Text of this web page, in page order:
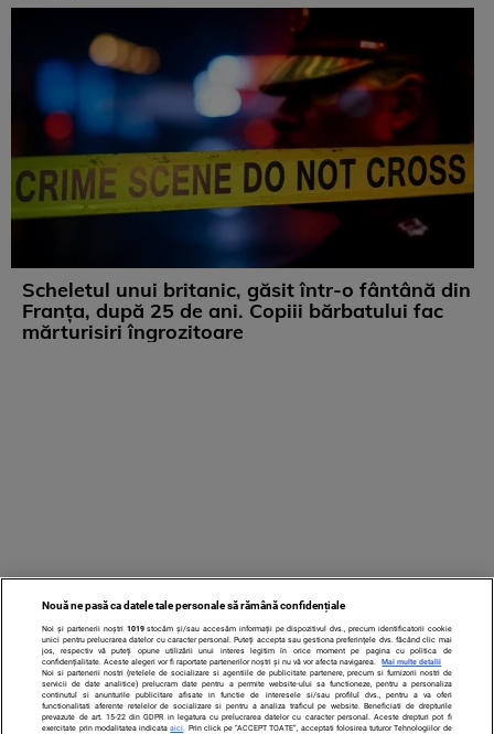
Scheletul unui britanic, găsit într-o fântână din
Franța, după 25 de ani. Copiii bărbatului fac
mărturisiri îngrozitoare
Nouă ne pasă ca datele tale personale să rămână confidențiale
Noi și partenerii noștri 1019stocăm și/sau accesăm informații pe dispozitivul dvs., precum identificatorii cookie
unici pentru prelucrarea datelor cu caracter personal. Puteți accepta sau gestiona preferințele dvs. făcând clic mai
jos, respectiv vă puteți opune utilizării unui interes legitim în orice moment pe pagina cu politica de
confidențialitate. Aceste alegeri vor fi raportate partenerilor noștri și nu vă vor afecta navigarea.
Mai multe detalii
Noi si partenerii nostri (retelele de socializare si agentiile de publicitate partenere, precum si furnizorii nostri de
servicii de date analitice) prelucram date pentru a permite website-ului sa functioneze, pentru a personaliza
continutul si anunturile publicitare afisate in functie de interesele si/sau profilul dvs., pentru a va oferi
functionalitati aferente retelelor de socializare si pentru a analiza traficul pe website. Beneficiati de drepturile
prevazute de art. 15-22 din GDPR in legatura cu prelucrarea datelor cu caracter personal. Aceste drepturi pot fi
exercitate prin modalitatea indicataaici . Prin click pe “ACCEPT TOATE”, acceptati folosirea tuturor Tehnologiilor de